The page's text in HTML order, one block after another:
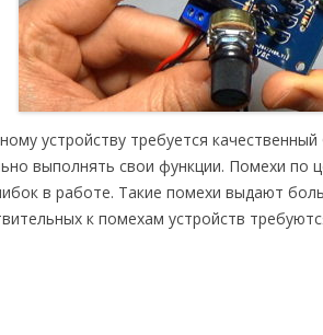
устройству требуется
выполнять свои функции. Помехи по
в работе. Такие помехи выдают
к помехам устройств